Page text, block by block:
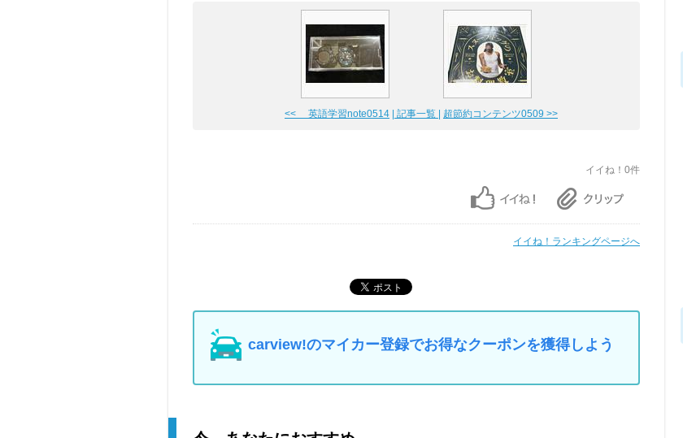
<< 英語学習note0514 | 記事一覧 | 超節約コンテンツ0509 >>
イイね！0件
イイね！ランキングページへ
carview!のマイカー登録でお得なクーポンを獲得しよう